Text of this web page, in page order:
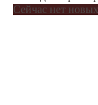
Сейчас нет